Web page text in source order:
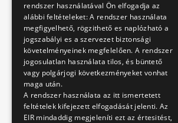
rendszer használatával Ön elfogadja az
alábbi feltételeket: A rendszer használata
megfigyelhető, rögzithető es naplózható a
jogszabályi es a szervezet biztonsági
követelményeinek megfelelően. A rendszer
jogosulatlan használata tilos, és büntető
vagy polgárjogi következményeket vonhat
maga után.
A rendszer használata az itt ismertetett
feltételek kifejezett elfogadását jelenti. Az
EIR mindaddig megjeleníti ezt az értesitést,